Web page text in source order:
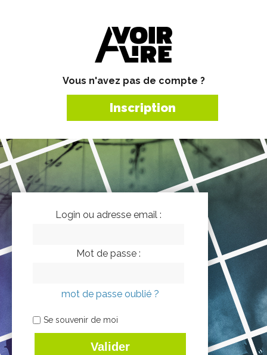
Vous n'avez pas de compte ?
Inscription
Login ou adresse email :
Mot de passe :
mot de passe oublié ?
Se souvenir de moi